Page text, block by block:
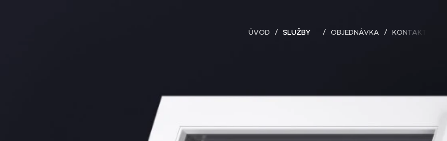
ÚVOD SLUŽBY OBJEDNÁVKA KONTAKT